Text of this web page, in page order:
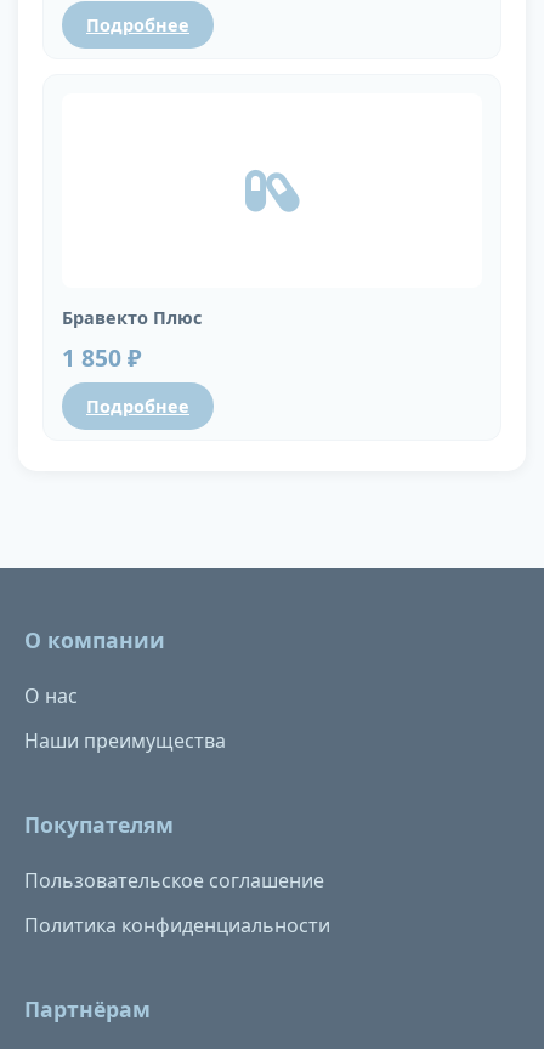
Подробнее
Бравекто Плюс
1 850 ₽
Подробнее
О компании
О нас
Наши преимущества
Покупателям
Пользовательское соглашение
Политика конфиденциальности
Партнёрам